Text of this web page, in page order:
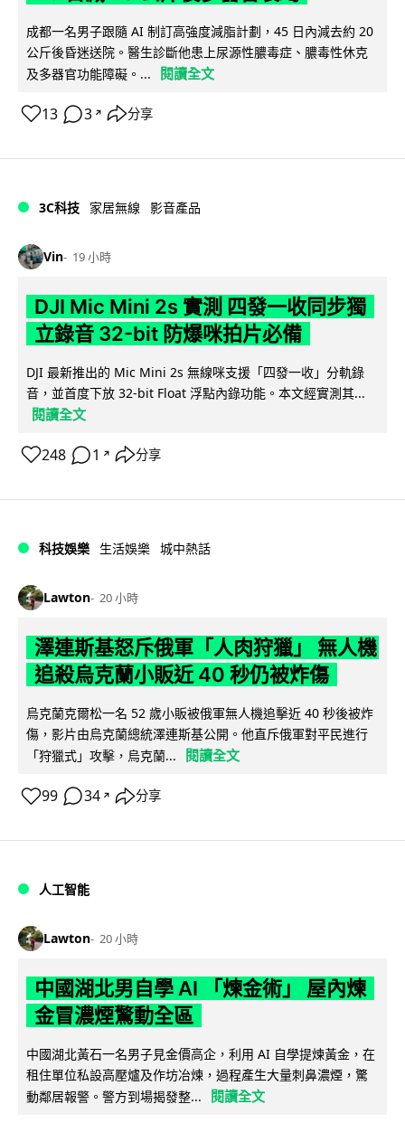
成都一名男子跟隨 AI 制訂高強度減脂計劃，45 日內減去約 20
公斤後昏迷送院。醫生診斷他患上尿源性膿毒症、膿毒性休克
及多器官功能障礙。...
閱讀全文
13 3 ↗ 分享
3C科技 家居無線 影音產品
Vin 19 小時
DJI Mic Mini 2s 實測 四發一收同步獨
立錄音 32-bit 防爆咪拍片必備
DJI 最新推出的 Mic Mini 2s 無線咪支援「四發一收」分軌錄
音，並首度下放 32-bit Float 浮點內錄功能。本文經實測其...
閱讀全文
248 1 ↗ 分享
科技娛樂 生活娛樂 城中熱話
Lawton 20 小時
澤連斯基怒斥俄軍「人肉狩獵」 無人機
追殺烏克蘭小販近 40 秒仍被炸傷
烏克蘭克爾松一名 52 歲小販被俄軍無人機追擊近 40 秒後被炸
傷，影片由烏克蘭總統澤連斯基公開。他直斥俄軍對平民進行
「狩獵式」攻擊，烏克蘭...
閱讀全文
99 34 ↗ 分享
人工智能
Lawton 20 小時
中國湖北男自學 AI 「煉金術」 屋內煉
金冒濃煙驚動全區
中國湖北黃石一名男子見金價高企，利用 AI 自學提煉黃金，在
租住單位私設高壓爐及作坊冶煉，過程產生大量刺鼻濃煙，驚
動鄰居報警。警方到場揭發整...
閱讀全文